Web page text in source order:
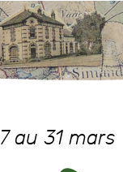
au 31 mars